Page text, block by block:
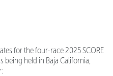
for the four-race 2025 SCORE
held in Baja California,